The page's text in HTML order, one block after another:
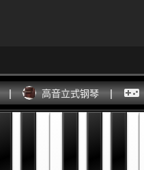
| 高音立式钢琴 |